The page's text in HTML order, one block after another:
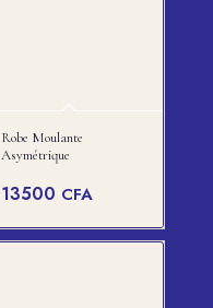
Robe Moulante
Asymétrique
13500 CFA